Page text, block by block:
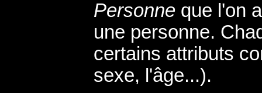
Personne que l'on
une personne.
certains attributs
sexe, l'âge...).